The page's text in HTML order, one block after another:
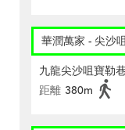
華潤萬家 - 尖沙
九龍尖沙咀寶勒
距離 380m